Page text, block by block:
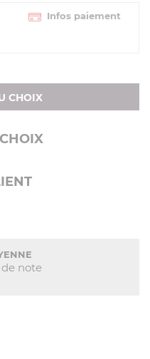
Infos paiement
CHOIX
note